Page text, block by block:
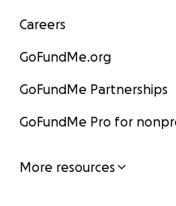
Careers
GoFundMe.org
GoFundMe Partnerships
GoFundMe Pro for
More resources